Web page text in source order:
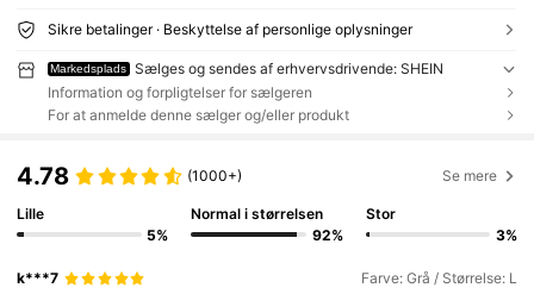
Sikre betalinger · Beskyttelse af personlige oplysninger
Markedsplads
Sælges og sendes af erhvervsdrivende: SHEIN
Information og forpligtelser for sælgeren
For at anmelde denne sælger og/eller produkt
4.78 (1000+) Se mere
Lille
5%
Normal i størrelsen
92%
Stor
3%
k***7 Farve: Grå / Størrelse: L